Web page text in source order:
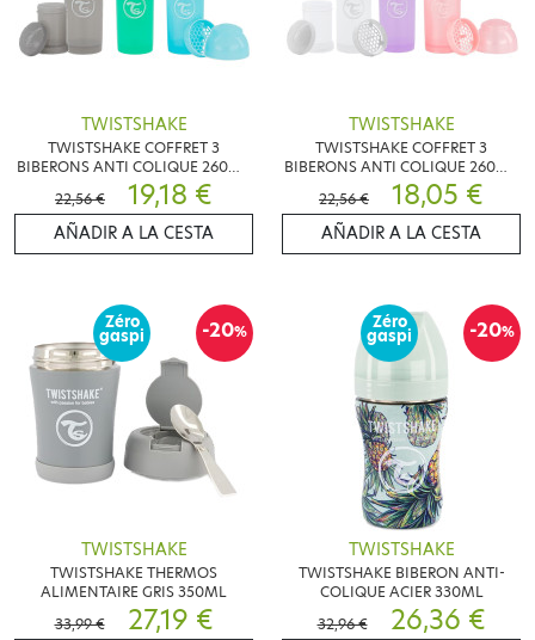
TWISTSHAKE
TWISTSHAKE COFFRET 3
BIBERONS ANTI COLIQUE 260ML
GRIS VERT BLEU
22,56 € 19,18 €
AÑADIR A LA CESTA
TWISTSHAKE
TWISTSHAKE COFFRET 3
BIBERONS ANTI COLIQUE 260ML
BLANC VIOLET ROSE
22,56 € 18,05 €
AÑADIR A LA CESTA
-20%
Zéro
gaspi
TWISTSHAKE
TWISTSHAKE THERMOS
ALIMENTAIRE GRIS 350ML
33,99 €
27,19 €
-20%
Zéro
gaspi
TWISTSHAKE
TWISTSHAKE BIBERON ANTI-
COLIQUE ACIER 330ML
32,96 €
26,36 €